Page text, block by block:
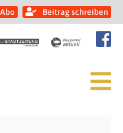
Beitrag schreiben